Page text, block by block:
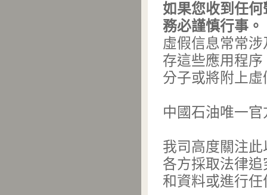
如果您收到任
務必謹慎行事。
虛假信息常常
存這些應用程
分子或將附上
中國石油唯一
我司高度關注
各方採取法律
和資料或進行